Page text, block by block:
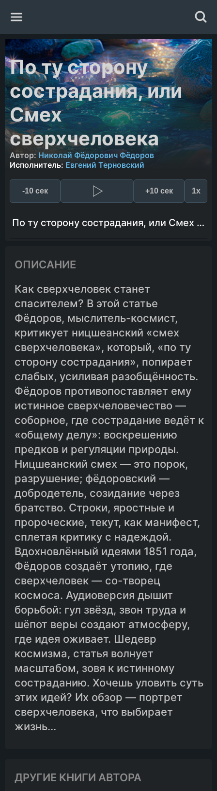
Главная
Жанры
Авторы
Исполнители
Случайная книга
По ту сторону
сострадания, или
Смех
сверхчеловека
Автор: Николай Фёдорович Фёдоров
Исполнитель: Евгений Терновский
-10 сек +10 сек 1x
По ту сторону сострадания, или Смех сверхчеловека
ОПИСАНИЕ
Как сверхчеловек станет
спасителем? В этой статье
Фёдоров, мыслитель-космист,
критикует ницшеанский «смех
сверхчеловека», который, «по ту
сторону сострадания», попирает
слабых, усиливая разобщённость.
Фёдоров противопоставляет ему
истинное сверхчеловечество —
соборное, где сострадание ведёт к
«общему делу»: воскрешению
предков и регуляции природы.
Ницшеанский смех — это порок,
разрушение; фёдоровский —
добродетель, созидание через
братство. Строки, яростные и
пророческие, текут, как манифест,
сплетая критику с надеждой.
Вдохновлённый идеями 1851 года,
Фёдоров создаёт утопию, где
сверхчеловек — со-творец
космоса. Аудиоверсия дышит
борьбой: гул звёзд, звон труда и
шёпот веры создают атмосферу,
где идея оживает. Шедевр
космизма, статья волнует
масштабом, зовя к истинному
состраданию. Хочешь уловить суть
этих идей? Их обзор — портрет
сверхчеловека, что выбирает
жизнь...
ДРУГИЕ КНИГИ АВТОРА